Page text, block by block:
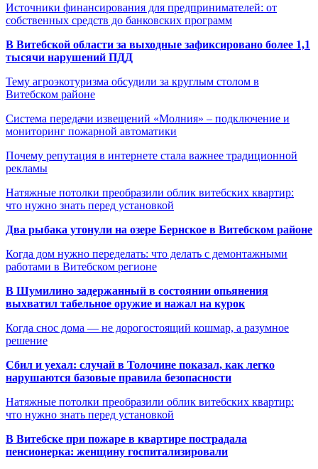
Источники финансирования для предпринимателей: от
собственных средств до банковских программ
В Витебской области за выходные зафиксировано более 1,1
тысячи нарушений ПДД
Тему агроэкотуризма обсудили за круглым столом в
Витебском районе
Система передачи извещений «Молния» – подключение и
мониторинг пожарной автоматики
Почему репутация в интернете стала важнее традиционной
рекламы
Натяжные потолки преобразили облик витебских квартир:
что нужно знать перед установкой
Два рыбака утонули на озере Бернское в Витебском районе
Когда дом нужно переделать: что делать с демонтажными
работами в Витебском регионе
В Шумилино задержанный в состоянии опьянения
выхватил табельное оружие и нажал на курок
Когда снос дома — не дорогостоящий кошмар, а разумное
решение
Сбил и уехал: случай в Толочине показал, как легко
нарушаются базовые правила безопасности
Натяжные потолки преобразили облик витебских квартир:
что нужно знать перед установкой
В Витебске при пожаре в квартире пострадала
пенсионерка: женщину госпитализировали